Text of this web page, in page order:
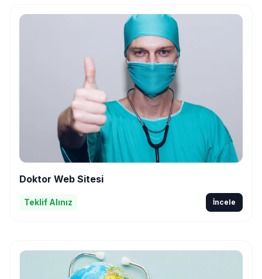
Doktor Web Sitesi
Teklif Alınız İncele